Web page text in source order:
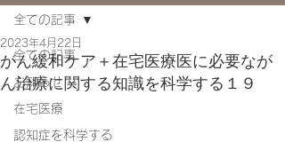
全ての記事
お知らせ
在宅医療
認知症を科学する
全ての記事
がん緩和ケア＋在宅医療医に必要なが
ん治療に関する知識を科学する１９
2023年4月22日